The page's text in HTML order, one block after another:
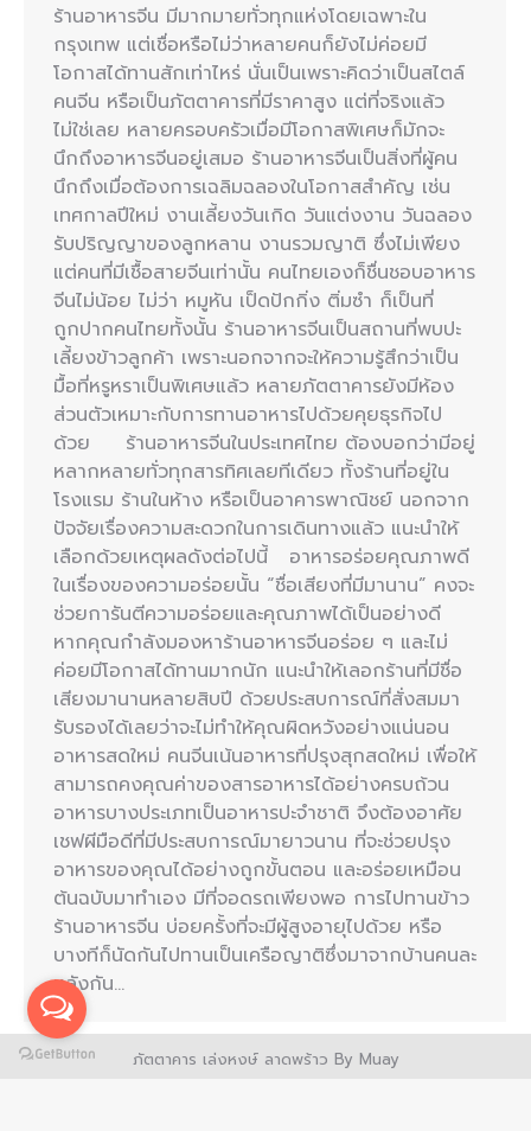
ร้านอาหารจีน มีมากมายทั่วทุกแห่งโดยเฉพาะใน
กรุงเทพ แต่เชื่อหรือไม่ว่าหลายคนก็ยังไม่ค่อยมี
โอกาสได้ทานสักเท่าไหร่ นั่นเป็นเพราะคิดว่าเป็นสไตล์
คนจีน หรือเป็นภัตตาคารที่มีราคาสูง แต่ที่จริงแล้ว
ไม่ใช่เลย หลายครอบครัวเมื่อมีโอกาสพิเศษก็มักจะ
นึกถึงอาหารจีนอยู่เสมอ ร้านอาหารจีนเป็นสิ่งที่ผู้คน
นึกถึงเมื่อต้องการเฉลิมฉลองในโอกาสสำคัญ เช่น
เทศกาลปีใหม่ งานเลี้ยงวันเกิด วันแต่งงาน วันฉลอง
รับปริญญาของลูกหลาน งานรวมญาติ ซึ่งไม่เพียง
แต่คนที่มีเชื้อสายจีนเท่านั้น คนไทยเองก็ชื่นชอบอาหาร
จีนไม่น้อย ไม่ว่า หมูหัน เป็ดปักกิ่ง ติ่มซำ ก็เป็นที่
ถูกปากคนไทยทั้งนั้น ร้านอาหารจีนเป็นสถานที่พบปะ
เลี้ยงข้าวลูกค้า เพราะนอกจากจะให้ความรู้สึกว่าเป็น
มื้อที่หรูหราเป็นพิเศษแล้ว หลายภัตตาคารยังมีห้อง
ส่วนตัวเหมาะกับการทานอาหารไปด้วยคุยธุรกิจไป
ด้วย ร้านอาหารจีนในประเทศไทย ต้องบอกว่ามีอยู่
หลากหลายทั่วทุกสารทิศเลยทีเดียว ทั้งร้านที่อยู่ใน
โรงแรม ร้านในห้าง หรือเป็นอาคารพาณิชย์ นอกจาก
ปัจจัยเรื่องความสะดวกในการเดินทางแล้ว แนะนำให้
เลือกด้วยเหตุผลดังต่อไปนี้ อาหารอร่อยคุณภาพดี
ในเรื่องของความอร่อยนั้น “ชื่อเสียงที่มีมานาน” คงจะ
ช่วยการันตีความอร่อยและคุณภาพได้เป็นอย่างดี
หากคุณกำลังมองหาร้านอาหารจีนอร่อย ๆ และไม่
ค่อยมีโอกาสได้ทานมากนัก แนะนำให้เลอกร้านที่มีชื่อ
เสียงมานานหลายสิบปี ด้วยประสบการณ์ที่สั่งสมมา
รับรองได้เลยว่าจะไม่ทำให้คุณผิดหวังอย่างแน่นอน
อาหารสดใหม่ คนจีนเน้นอาหารที่ปรุงสุกสดใหม่ เพื่อให้
สามารถคงคุณค่าของสารอาหารได้อย่างครบถ้วน
อาหารบางประเภทเป็นอาหารปะจำชาติ จึงต้องอาศัย
เชฟผีมือดีที่มีประสบการณ์มายาวนาน ที่จะช่วยปรุง
อาหารของคุณได้อย่างถูกขั้นตอน และอร่อยเหมือน
ต้นฉบับมาทำเอง มีที่จอดรถเพียงพอ การไปทานข้าว
ร้านอาหารจีน บ่อยครั้งที่จะมีผู้สูงอายุไปด้วย หรือ
บางทีก็นัดกันไปทานเป็นเครือญาติซึ่งมาจากบ้านคนละ
หลังกัน…
ภัตตาคาร เล่งหงษ์ ลาดพร้าว By Muay